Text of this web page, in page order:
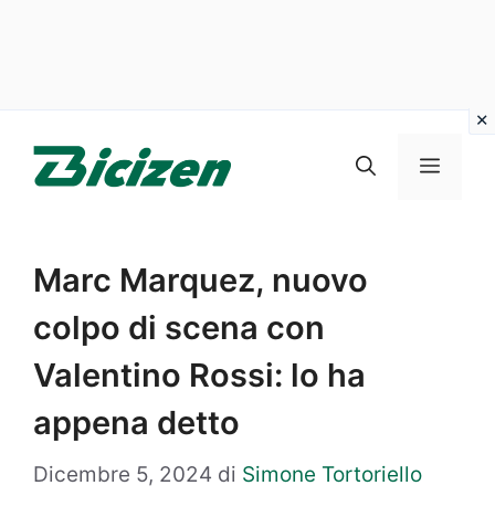
Menu
Marc Marquez, nuovo
colpo di scena con
Valentino Rossi: lo ha
appena detto
Dicembre 5, 2024 di Simone Tortoriello